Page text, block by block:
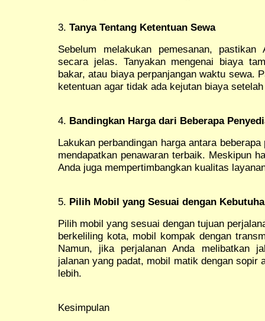
3. Tanya Tentang Ketentuan Sewa
Sebelum melakukan pemesanan,
secara jelas. Tanyakan mengenai biaya
bakar, atau biaya perpanjangan waktu sewa.
ketentuan agar tidak ada kejutan biaya
4. Bandingkan Harga dari Beberapa
Lakukan perbandingan harga antara
mendapatkan penawaran terbaik. Meskipun
Anda juga mempertimbangkan kualitas
5. Pilih Mobil yang Sesuai dengan
Pilih mobil yang sesuai dengan tujuan
berkeliling kota, mobil kompak dengan
Namun, jika perjalanan Anda melibatkan
jalanan yang padat, mobil matik dengan sopir
lebih.
Kesimpulan